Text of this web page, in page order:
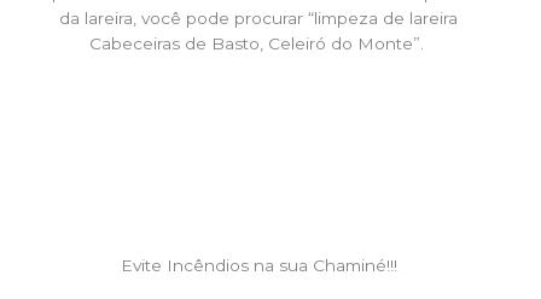
da lareira, você pode procurar “limpeza de lareira
Cabeceiras de Basto, Celeiró do Monte”.
Evite Incêndios na sua Chaminé!!!